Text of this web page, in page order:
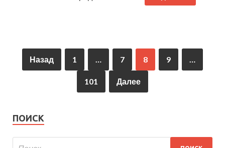
Назад 1 … 7 8 9 …
101 Далее
ПОИСК